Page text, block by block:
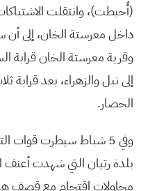
(أُحبطت)، وانتقلت
داخل معرستة الخان، إلى أن
وقرية معرستة الخان
إلى نبل والزهراء، بعد
الحصار.
وفي 5 شباط سيطرت قوات
بلدة رتيان التي شهدت أعنف
محاولات اقتحام مع قصف